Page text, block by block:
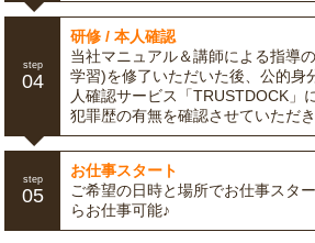
step
04
研修 / 本人確認
当社マニュアル＆講師による指導
学習)を修了いただいた後、公的身
人確認サービス「TRUSTDOCK」
犯罪歴の有無を確認させていただき
step
05
お仕事スタート
ご希望の日時と場所でお仕事スタ
らお仕事可能♪